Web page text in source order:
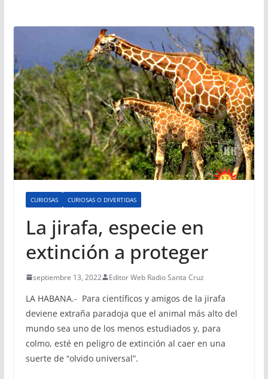
CURIOSAS CURIOSAS O DIVERTIDAS
La jirafa, especie en
extinción a proteger
septiembre 13, 2022 Editor Web Radio Santa Cruz
LA HABANA.- Para científicos y amigos de la jirafa
deviene extraña paradoja que el animal más alto del
mundo sea uno de los menos estudiados y, para
colmo, esté en peligro de extinción al caer en una
suerte de “olvido universal”.